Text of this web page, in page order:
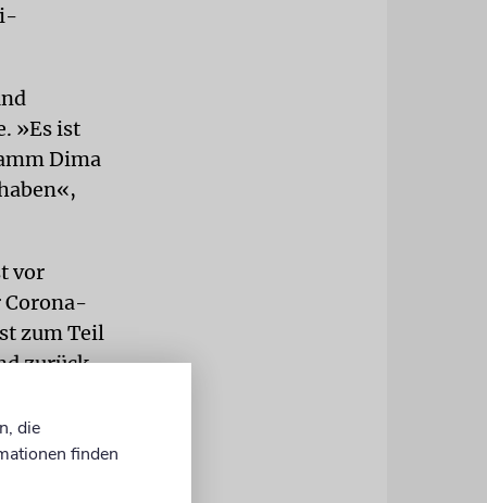
»Es ist
Dima
vor
Corona-
zum Teil
zurück.
in dieser
die
finden